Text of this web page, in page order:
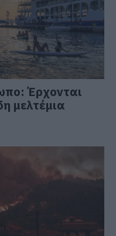
Έρχονται
μελτέμια